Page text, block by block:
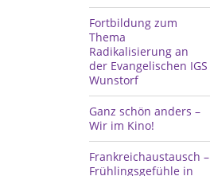
Fortbildung zum
Thema
Radikalisierung an
der Evangelischen IGS
Wunstorf
Ganz schön anders –
Wir im Kino!
Frankreichaustausch –
Frühlingsgefühle in